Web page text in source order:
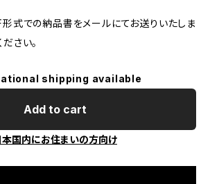
式での納品書をメールにてお送りいたしま
さい。
shipping available
Add to cart
本国内にお住まいの方向け